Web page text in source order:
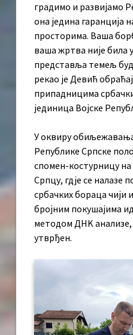
градимо и развијамо
она једина гаранција
просторима. Ваша
ваша жртва није била
представља темељ
рекао је Девић
припадницима
јединица Војске
У оквиру
Републике Српске
спомен-костурницу
Српцу, гдје се налазе
србачких бораца чији
бројним покушајима
методом ДНK анализе,
утврђен.